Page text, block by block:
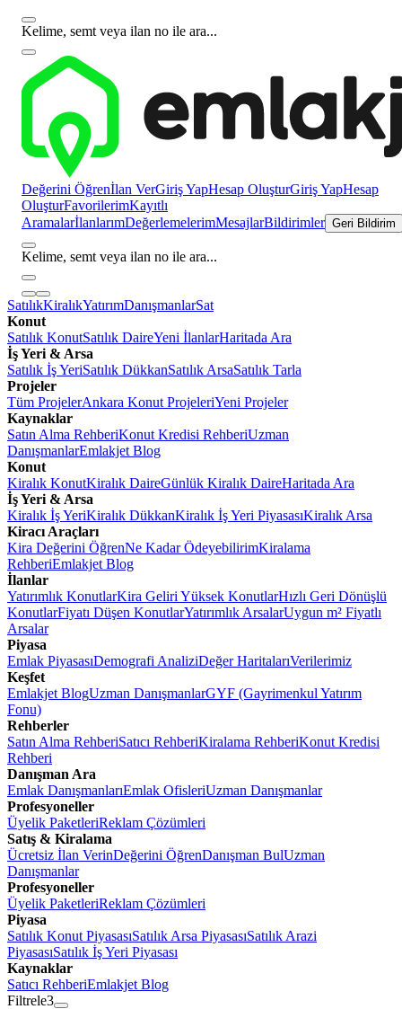
Kelime, semt veya ilan no ile ara...
Değerini Öğrenİlan VerGiriş YapHesap OluşturGiriş YapHesap
OluşturFavorilerimKayıtlı
AramalarİlanlarımDeğerlemelerimMesajlarBildirimler Geri Bildirim
Kelime, semt veya ilan no ile ara...
SatılıkKiralıkYatırımDanışmanlarSat
Konut
Satılık KonutSatılık DaireYeni İlanlarHaritada Ara
İş Yeri & Arsa
Satılık İş YeriSatılık DükkanSatılık ArsaSatılık Tarla
Projeler
Tüm ProjelerAnkara Konut ProjeleriYeni Projeler
Kaynaklar
Satın Alma RehberiKonut Kredisi RehberiUzman
DanışmanlarEmlakjet Blog
Konut
Kiralık KonutKiralık DaireGünlük Kiralık DaireHaritada Ara
İş Yeri & Arsa
Kiralık İş YeriKiralık DükkanKiralık İş Yeri PiyasasıKiralık Arsa
Kiracı Araçları
Kira Değerini ÖğrenNe Kadar ÖdeyebilirimKiralama
RehberiEmlakjet Blog
İlanlar
Yatırımlık KonutlarKira Geliri Yüksek KonutlarHızlı Geri Dönüşlü
KonutlarFiyatı Düşen KonutlarYatırımlık ArsalarUygun m² Fiyatlı
Arsalar
Piyasa
Emlak PiyasasıDemografi AnaliziDeğer HaritalarıVerilerimiz
Keşfet
Emlakjet BlogUzman DanışmanlarGYF (Gayrimenkul Yatırım
Fonu)
Rehberler
Satın Alma RehberiSatıcı RehberiKiralama RehberiKonut Kredisi
Rehberi
Danışman Ara
Emlak DanışmanlarıEmlak OfisleriUzman Danışmanlar
Profesyoneller
Üyelik PaketleriReklam Çözümleri
Satış & Kiralama
Ücretsiz İlan VerinDeğerini ÖğrenDanışman BulUzman
Danışmanlar
Profesyoneller
Üyelik PaketleriReklam Çözümleri
Piyasa
Satılık Konut PiyasasıSatılık Arsa PiyasasıSatılık Arazi
PiyasasıSatılık İş Yeri Piyasası
Kaynaklar
Satıcı RehberiEmlakjet Blog
Filtrele3